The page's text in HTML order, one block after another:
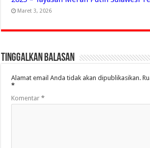
Maret 3, 2026
Tinggalkan Balasan
Alamat email Anda tidak akan dipublikasikan.
*
Komentar*